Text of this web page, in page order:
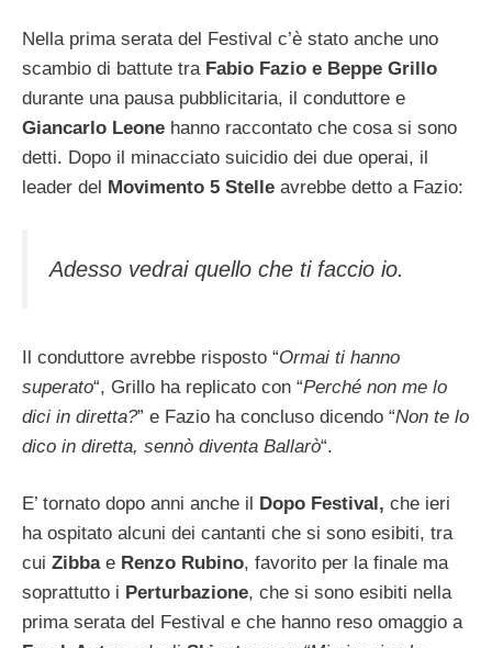
Nella prima serata del Festival c’è stato anche uno
scambio di battute tra Fabio Fazio e Beppe Grillo
durante una pausa pubblicitaria, il conduttore e
Giancarlo Leone hanno raccontato che cosa si sono
detti. Dopo il minacciato suicidio dei due operai, il
leader del Movimento 5 Stelle avrebbe detto a Fazio:
Adesso vedrai quello che ti faccio io.
Il conduttore avrebbe risposto “Ormai ti hanno
superato“, Grillo ha replicato con “Perché non me lo
dici in diretta?” e Fazio ha concluso dicendo “Non te lo
dico in diretta, sennò diventa Ballarò“.
E’ tornato dopo anni anche il Dopo Festival, che ieri
ha ospitato alcuni dei cantanti che si sono esibiti, tra
cui Zibbae Renzo Rubino, favorito per la finale ma
soprattutto i Perturbazione, che si sono esibiti nella
prima serata del Festival e che hanno reso omaggio a